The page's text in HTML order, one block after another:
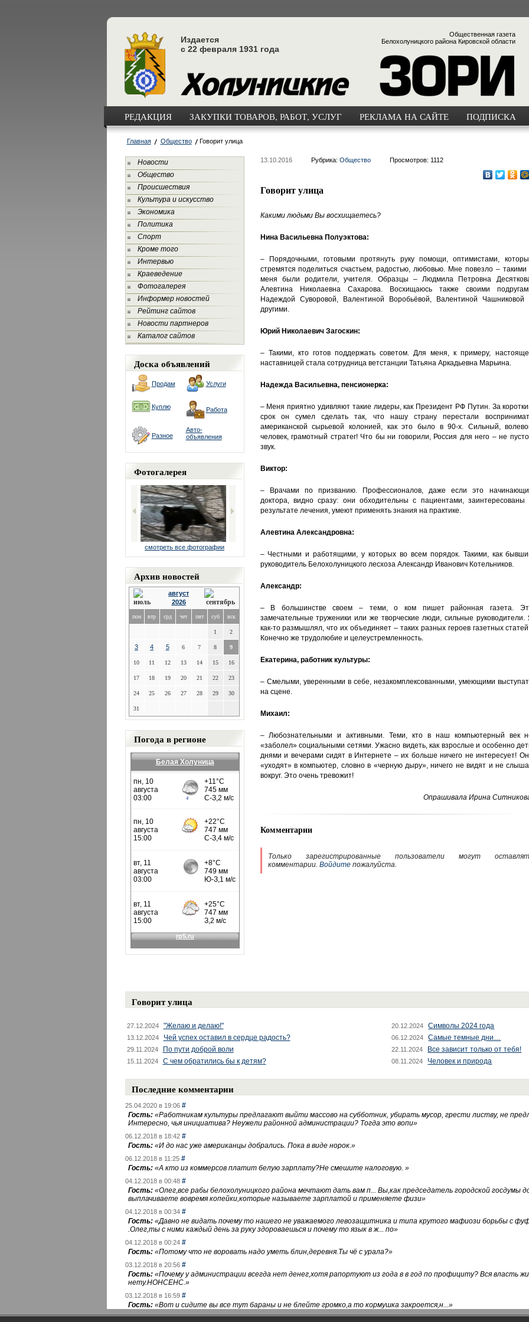
Издается
с 22 февраля 1931 года
Общественная газета
Белохолуницкого района Кировской области
РЕДАКЦИЯ ЗАКУПКИ ТОВАРОВ, РАБОТ, УСЛУГ РЕКЛАМА НА САЙТЕ ПОДПИСКА
Главная Общество Говорит улица
Новости
Общество
Происшествия
Культура и искусство
Экономика
Политика
Спорт
Кроме того
Интервью
Краеведение
Фотогалерея
Информер новостей
Рейтинг сайтов
Новости партнеров
Каталог сайтов
Доска объявлений
Продам Услуги
Куплю Работа
Разное
Авто-
объявления
Фотогалерея
смотреть все фотографии
Архив новостей
август
2026
пон втр срд чет пят суб вск
1 2
3 4 5 6 7 8 9
10 11 12 13 14 15 16
17 18 19 20 21 22 23
24 25 26 27 28 29 30
31
Погода в регионе
Белая Холуница
13.10.2016 Рубрика: Общество Просмотров: 1112
Говорит улица
Какими людьми Вы восхищаетесь?
Нина Васильевна Полуэктова:
– Порядочными, готовыми протянуть руку помощи, оптимистами,
стремятся поделиться счастьем, радостью, любовью. Мне повезло – такими
меня были родители, учителя. Образцы – Людмила Петровна
Алевтина Николаевна Сахарова. Восхищаюсь также своими
Надеждой Суворовой, Валентиной Воробьёвой, Валентиной Чашниковой
другими.
Юрий Николаевич Загоскин:
– Такими, кто готов поддержать советом. Для меня, к примеру,
наставницей стала сотрудница ветстанции Татьяна Аркадьевна Марьина.
Надежда Васильевна, пенсионерка:
– Меня приятно удивляют такие лидеры, как Президент РФ Путин. За
срок он сумел сделать так, что нашу страну перестали
американской сырьевой колонией, как это было в 90-х. Сильный,
человек, грамотный стратег! Что бы ни говорили, Россия для него – не
звук.
Виктор:
– Врачами по призванию. Профессионалов, даже если это
доктора, видно сразу: они обходительны с пациентами, заинтересованы
результате лечения, умеют применять знания на практике.
Алевтина Александровна:
– Честными и работящими, у которых во всем порядок. Такими, как
руководитель Белохолуницкого лесхоза Александр Иванович Котельников.
Александр:
– В большинстве своем – теми, о ком пишет районная газета.
замечательные труженики или же творческие люди, сильные руководители.
как-то размышлял, что их объединяет – таких разных героев газетных
Конечно же трудолюбие и целеустремленность.
Екатерина, работник культуры:
– Смелыми, уверенными в себе, незакомплексованными, умеющими
на сцене.
Михаил:
– Любознательными и активными. Теми, кто в наш компьютерный век
«заболел» социальными сетями. Ужасно видеть, как взрослые и особенно
днями и вечерами сидят в Интернете – их больше ничего не интересует!
«уходят» в компьютер, словно в «черную дыру», ничего не видят и не
вокруг. Это очень тревожит!
Опрашивала Ирина
Комментарии
Только зарегистрированные пользователи могут
комментарии. Войдитепожалуйста.
Говорит улица
27.12.2024 "Желаю и делаю!" 20.12.2024 Символы 2024 года
13.12.2024 Чей успех оставил в сердце радость? 06.12.2024 Самые темные дни…
29.11.2024 По пути доброй воли 22.11.2024 Все зависит только от тебя!
15.11.2024 С чем обратились бы к детям? 08.11.2024 Человек и природа
Последние комментарии
25.04.2020 в 19:06 #
Гость: «Работникам культуры предлагают выйти массово на субботник, убирать мусор, грести листву, не
Интересно, чья инициатива? Неужели районной администрации? Тогда это вопи»
06.12.2018 в 18:42 #
Гость: «И до нас уже американцы добрались. Пока в виде норок.»
06.12.2018 в 11:25 #
Гость: «А кто из коммерсов платит белую зарплату?Не смешите налоговую. »
04.12.2018 в 00:48 #
Гость: «Олег,все рабы белохолуницкого района мечтают дать вам п... Вы,как председатель городской госдумы
выплачиваете вовремя копейки,которые называете зарплатой и применяете физи»
04.12.2018 в 00:34 #
Гость: «Давно не видать почему то нашего не уважаемого левозащитника и типа крутого мафиози борьбы с
.Олег,ты с ними каждый день за руку здороваешься и почему то язык в ж... по»
04.12.2018 в 00:24 #
Гость: «Потому что не воровать надо уметь блин,деревня.Ты чё с урала?»
03.12.2018 в 20:56 #
Гость: «Почему у администрации всегда нет денег,хотя рапортуют из года в в год по профициту? Вся власть
нету.НОНСЕНС.»
03.12.2018 в 16:59 #
Гость: «Вот и сидите вы все тут бараны и не блейте громко,а то кормушка закроется,н...»